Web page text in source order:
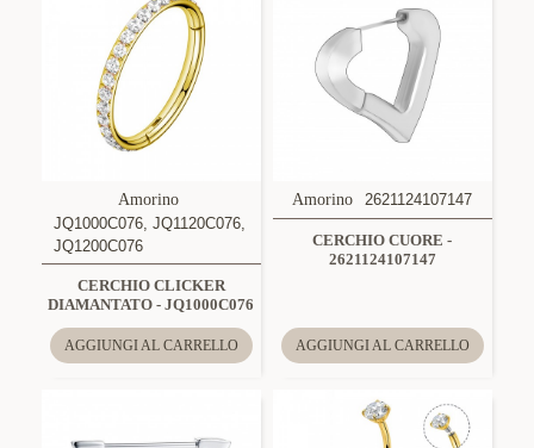
Amorino
JQ1000C076, JQ1120C076,
JQ1200C076
CERCHIO CLICKER
DIAMANTATO - JQ1000C076
AGGIUNGI AL CARRELLO
Amorino 2621124107147
CERCHIO CUORE -
2621124107147
AGGIUNGI AL CARRELLO